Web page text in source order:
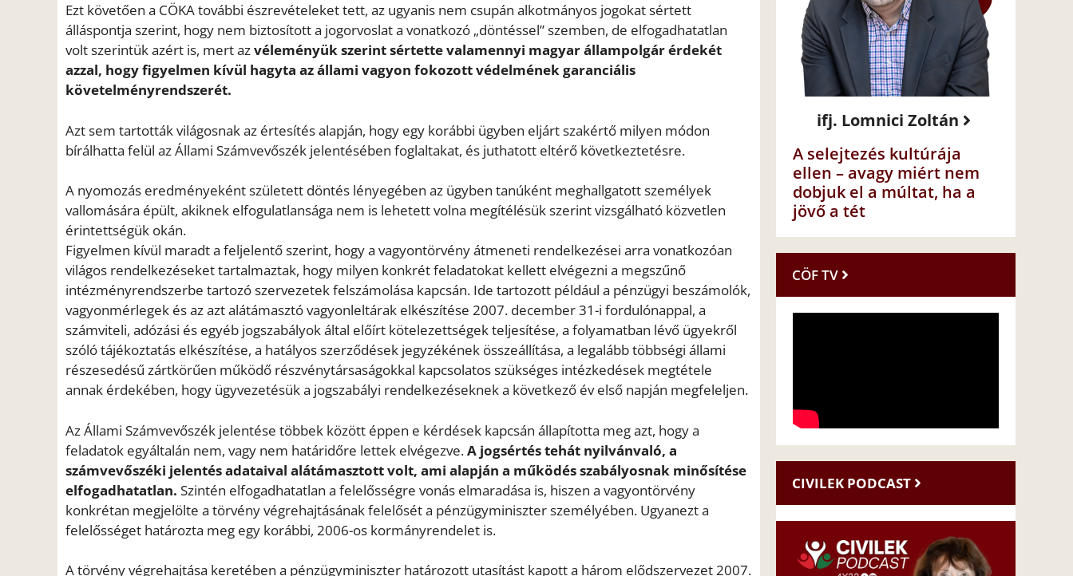
Ezt követően a CÖKA további észrevételeket tett, az ugyanis nem csupán alkotmányos jogokat sértett
álláspontja szerint, hogy nem biztosított a jogorvoslat a vonatkozó „döntéssel” szemben, de elfogadhatatlan
volt szerintük azért is, mert azvéleményük szerint sértette valamennyi magyar állampolgár érdekét
azzal, hogy figyelmen kívül hagyta az állami vagyon fokozott védelmének garanciális
követelményrendszerét.
Azt sem tartották világosnak az értesítés alapján, hogy egy korábbi ügyben eljárt szakértő milyen módon
bírálhatta felül az Állami Számvevőszék jelentésében foglaltakat, és juthatott eltérő következtetésre.
A nyomozás eredményeként született döntés lényegében az ügyben tanúként meghallgatott személyek
vallomására épült, akiknek elfogulatlansága nem is lehetett volna megítélésük szerint vizsgálható közvetlen
érintettségük okán.
Figyelmen kívül maradt a feljelentő szerint, hogy a vagyontörvény átmeneti rendelkezései arra vonatkozóan
világos rendelkezéseket tartalmaztak, hogy milyen konkrét feladatokat kellett elvégezni a megszűnő
intézményrendszerbe tartozó szervezetek felszámolása kapcsán. Ide tartozott például a pénzügyi beszámolók,
vagyonmérlegek és az azt alátámasztó vagyonleltárak elkészítése 2007. december 31-i fordulónappal, a
számviteli, adózási és egyéb jogszabályok által előírt kötelezettségek teljesítése, a folyamatban lévő ügyekről
szóló tájékoztatás elkészítése, a hatályos szerződések jegyzékének összeállítása, a legalább többségi állami
részesedésű zártkörűen működő részvénytársaságokkal kapcsolatos szükséges intézkedések megtétele
annak érdekében, hogy ügyvezetésük a jogszabályi rendelkezéseknek a következő év első napján megfeleljen.
Az Állami Számvevőszék jelentése többek között éppen e kérdések kapcsán állapította meg azt, hogy a
feladatok egyáltalán nem, vagy nem határidőre lettek elvégezve.A jogsértés tehát nyilvánvaló, a
számvevőszéki jelentés adataival alátámasztott volt, ami alapján a működés szabályosnak minősítése
elfogadhatatlan. Szintén elfogadhatatlan a felelősségre vonás elmaradása is, hiszen a vagyontörvény
konkrétan megjelölte a törvény végrehajtásának felelősét a pénzügyminiszter személyében. Ugyanezt a
felelősséget határozta meg egy korábbi, 2006-os kormányrendelet is.
A törvény végrehajtása keretében a pénzügyminiszter határozott utasítást kapott a három elődszervezet 2007.
ifj. Lomnici Zoltán
A selejtezés kultúrája
ellen – avagy miért nem
dobjuk el a múltat, ha a
jövő a tét
CÖF TV
CIVILEK PODCAST